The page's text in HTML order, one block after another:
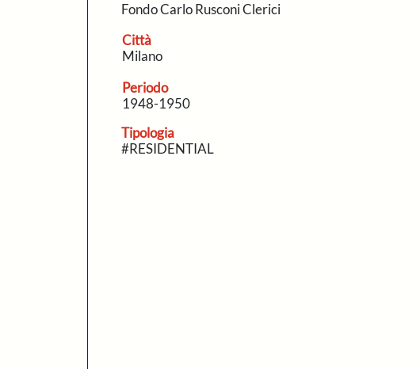
Fondo Carlo Rusconi Clerici
Città
Milano
Periodo
1948-1950
Tipologia
#RESIDENTIAL